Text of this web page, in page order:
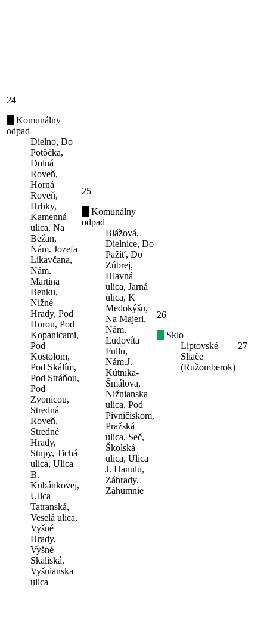
24
Komunálny
odpad
Dielno, Do
Potôčka,
Dolná
Roveň,
Horná
Roveň,
Hrbky,
Kamenná
ulica, Na
Bežan,
Nám. Jozefa
Likavčana,
Nám.
Martina
Benku,
Nižné
Hrady, Pod
Horou, Pod
Kopanicami,
Pod
Kostolom,
Pod Skálím,
Pod Stráňou,
Pod
Zvonicou,
Stredná
Roveň,
Stredné
Hrady,
Stupy, Tichá
ulica, Ulica
B.
Kubánkovej,
Ulica
Tatranská,
Veselá ulica,
Vyšné
Hrady,
Vyšné
Skaliská,
Vyšnianska
ulica
25
Komunálny
odpad
Blážová,
Dielnice, Do
Pažíť, Do
Zúbrej,
Hlavná
ulica, Jarná
ulica, K
Medokýšu,
Na Majeri,
Nám.
Ľudovíta
Fullu,
Nám.J.
Kútnika-
Šmálova,
Nižnianska
ulica, Pod
Pivničiskom,
Pražská
ulica, Seč,
Školská
ulica, Ulica
J. Hanulu,
Záhrady,
Záhumnie
26
Sklo
Liptovské
Sliače
(Ružomberok)
27